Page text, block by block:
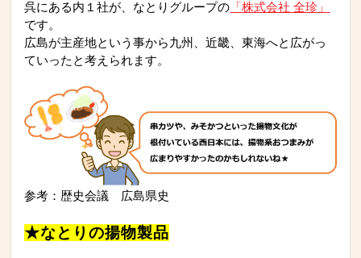
呉にある内１社が、なとりグループの 「株式会社 全珍」
です。
広島が主産地という事から九州、近畿、東海へと広がっ
ていったと考えられます。
参考：歴史会議 広島県史
★なとりの揚物製品